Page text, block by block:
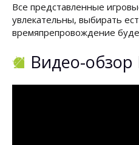
Все представленные
увлекательны, выбирать
времяпрепровождение
Видео-